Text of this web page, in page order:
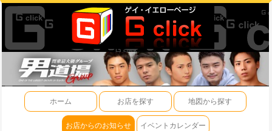
ホーム お店を探す 地図から探す
お店からのお知らせ イベントカレンダー